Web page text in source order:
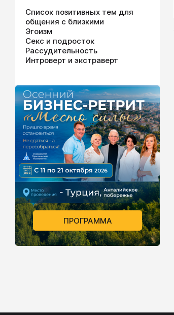
Список позитивных тем для
общения с близкими
Эгоизм
Секс и подросток
Рассудительность
Интроверт и экстраверт
ПРОГРАММА